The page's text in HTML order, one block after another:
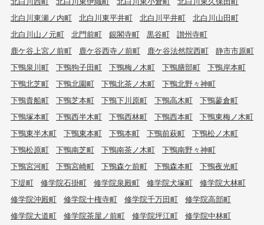
北白川東瀬ノ内町
北白川東平井町 北白川平井町
北白川山田町
北白川山ノ元町
北門前町 銀閣寺町 黒谷町
讃州寺町
鹿ケ谷上宮ノ前町
鹿ケ谷西寺ノ前町 鹿ケ谷法然院西町
静市市原町
下鴨泉川町
下鴨狗子田町 下鴨梅ノ木町 下鴨膳部町
下鴨岸本町
下鴨北芝町
下鴨北園町 下鴨北茶ノ木町
下鴨北野々神町
下鴨貴船町
下鴨芝本町 下鴨下川原町 下鴨高木町
下鴨蓼倉町
下鴨塚本町
下鴨西半木町 下鴨西林町 下鴨西本町
下鴨東梅ノ木町
下鴨東半木町
下鴨東本町 下鴨本町 下鴨前萩町
下鴨松ノ木町
下鴨松原町
下鴨南芝町 下鴨南茶ノ木町
下鴨南野々神町
下鴨宮河町
下鴨宮崎町 下鴨森ケ前町 下鴨森本町
下鴨夜光町
下堤町
修学院石掛町 修学院泉殿町 修学院犬塚町
修学院大林町
修学院沖殿町
修学院十権寺町 修学院千万田町
修学院高部町
修学院大道町
修学院茶屋ノ前町 修学院坪江町 修学院中林町